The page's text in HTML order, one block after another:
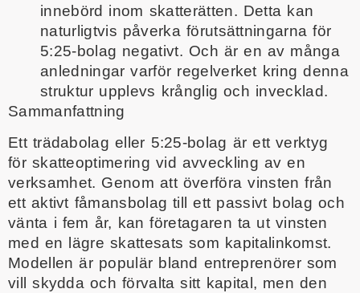
innebörd inom skatterätten. Detta kan
naturligtvis påverka förutsättningarna för
5:25-bolag negativt. Och är en av många
anledningar varför regelverket kring denna
struktur upplevs krånglig och invecklad.
Sammanfattning
Ett trädabolag eller 5:25-bolag är ett verktyg
för skatteoptimering vid avveckling av en
verksamhet. Genom att överföra vinsten från
ett aktivt fåmansbolag till ett passivt bolag och
vänta i fem år, kan företagaren ta ut vinsten
med en lägre skattesats som kapitalinkomst.
Modellen är populär bland entreprenörer som
vill skydda och förvalta sitt kapital, men den